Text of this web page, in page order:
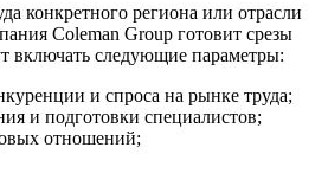
конкретного региона или отрасли
Coleman Group готовит срезы
включать следующие параметры:
и спроса на рынке труда;
и подготовки специалистов;
отношений;